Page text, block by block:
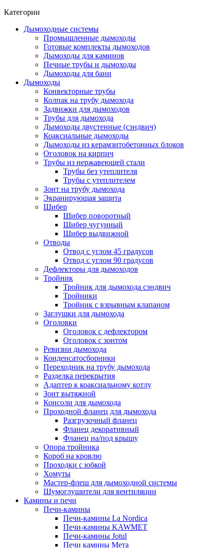
Категории
Дымоходные системы
Промышленные дымоходы
Готовые комплекты дымоходов
Дымоходы для каминов
Печные трубы и дымоходы
Дымоходы для бани
Дымоходы
Конвекторные трубы
Колпак на трубу дымохода
Задвижки для дымоходов
Трубы для дымохода
Дымоходы двустенные (сэндвич)
Коаксиальные дымоходы
Дымоходы из керамзитобетонных блоков
Оголовок на кирпич
Трубы из нержавеющей стали
Трубы без утеплителя
Трубы с утеплителем
Зонт на трубу дымохода
Экранирующая защита
Шибер
Шибер поворотный
Шибер чугунный
Шибер выдвижной
Отводы
Отвод с углом 45 градусов
Отвод с углом 90 градусов
Дефлекторы для дымоходов
Тройник
Тройник для дымохода сэндвич
Тройники
Тройник с взрывным клапаном
Заглушки для дымохода
Оголовки
Оголовок с дефлектором
Оголовок с зонтом
Ревизии дымохода
Конденсатосборники
Переходник на трубу дымохода
Разделка перекрытия
Адаптер к коаксиальному котлу
Зонт вытяжной
Консоли для дымохода
Проходной фланец для дымохода
Разгрузочный фланец
Фланец декоративный
Фланец на/под крышу
Опора тройника
Короб на кровлю
Проходки с юбкой
Хомуты
Мастер-флеш для дымоходной системы
Шумоглушители для вентиляции
Камины и печи
Печи-камины
Печи-камины La Nordica
Печи-камины KAWMET
Печи-камины Jotul
Печи камины Мета